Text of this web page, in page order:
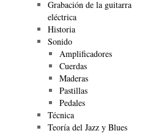
Grabación de la guitarra
eléctrica
Historia
Sonido
Amplificadores
Cuerdas
Maderas
Pastillas
Pedales
Técnica
Teoría del Jazz y Blues